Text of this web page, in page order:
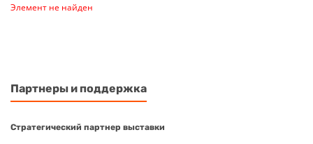
Элемент не найден
Партнеры и поддержка
Стратегический партнер выставки